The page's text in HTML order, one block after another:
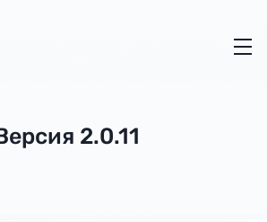
2.0.11